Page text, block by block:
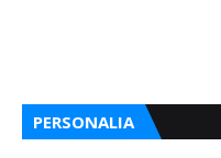
PERSONALIA